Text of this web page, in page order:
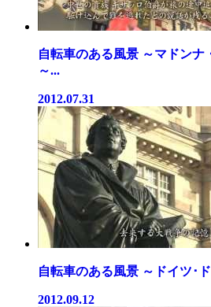
自転車のある風景 ～マドンナ
～...
2012.07.31
自転車のある風景 ～ドイツ･
2012.09.12